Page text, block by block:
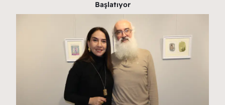
Başlatıyor